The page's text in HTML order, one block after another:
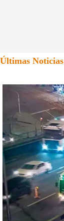
Últimas Noticias